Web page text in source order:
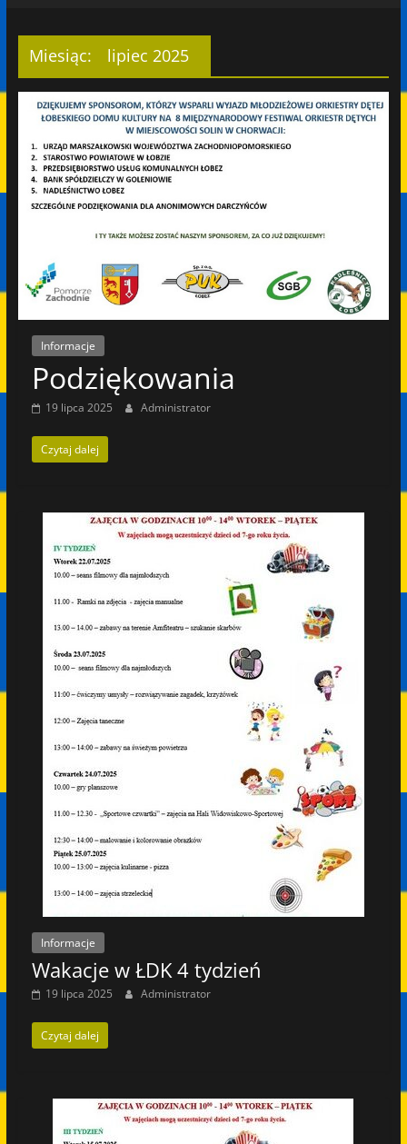
Miesiąc: lipiec 2025
Informacje
Podziękowania
19 lipca 2025 Administrator
Czytaj dalej
Informacje
Wakacje w ŁDK 4 tydzień
19 lipca 2025 Administrator
Czytaj dalej